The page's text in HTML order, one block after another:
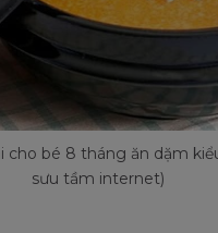
cho bé 8 tháng ăn dặm
sưu tầm internet)